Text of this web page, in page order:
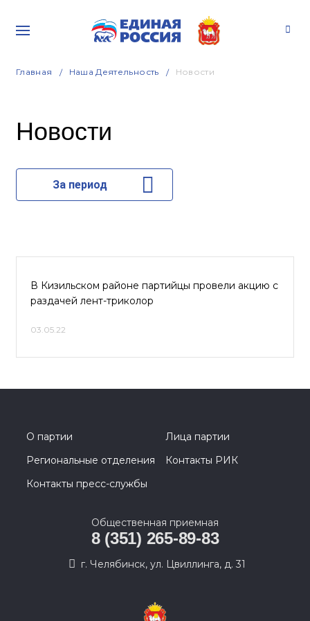
Главная Наша Деятельность Новости
Новости
За период
В Кизильском районе партийцы провели акцию с
раздачей лент-триколор
03.05.22
О партии
Лица партии
Региональные отделения
Контакты РИК
Контакты пресс-службы
Общественная приемная
8 (351) 265-89-83
г. Челябинск, ул. Цвиллинга, д. 31